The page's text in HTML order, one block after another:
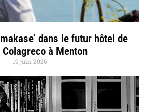
dans le futur hôtel de
Colagreco à Menton
19 juin 2026